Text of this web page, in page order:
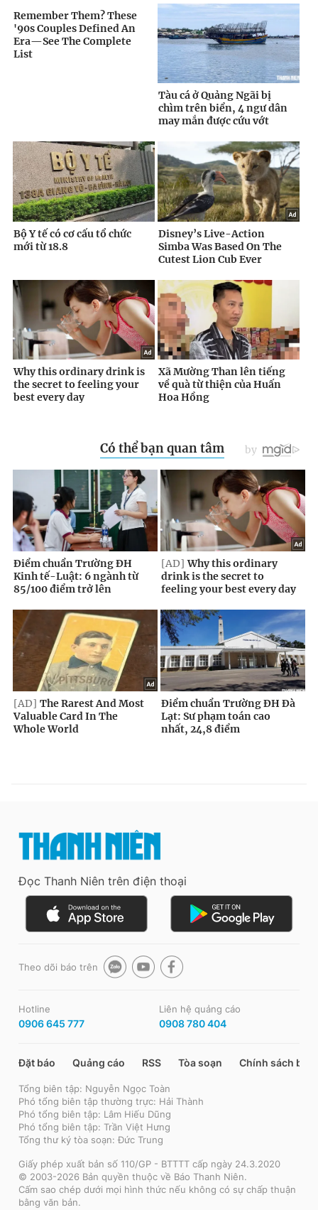
Đọc Thanh Niên trên điện thoại
Theo dõi báo trên
Hotline
0906 645 777
Liên hệ quảng cáo
0908 780 404
Đặt báo Quảng cáo RSS Tòa soạn Chính sách bảo
Tổng biên tập: Nguyễn Ngọc Toàn
Phó tổng biên tập thường trực: Hải Thành
Phó tổng biên tập: Lâm Hiếu Dũng
Phó tổng biên tập: Trần Việt Hưng
Tổng thư ký tòa soạn: Đức Trung
Giấy phép xuất bản số 110/GP - BTTTT cấp ngày 24.3.2020
© 2003-2026 Bản quyền thuộc về Báo Thanh Niên.
Cấm sao chép dưới mọi hình thức nếu không có sự chấp thuận
bằng văn bản.